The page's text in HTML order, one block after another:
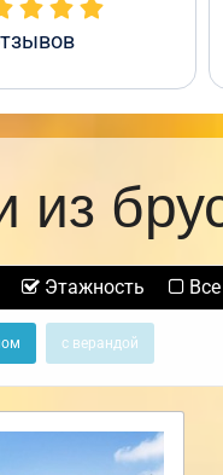
из
Этажность Все
с верандой